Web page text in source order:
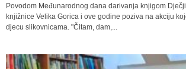
Povodom Međunarodnog dana darivanja knjigom
knjižnice Velika Gorica i ove godine poziva na akciju
djecu slikovnicama. "Čitam, dam,...